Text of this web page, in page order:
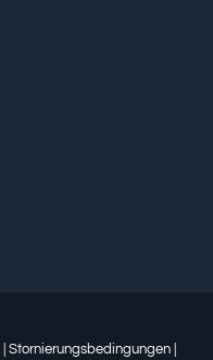
Stornierungsbedingungen